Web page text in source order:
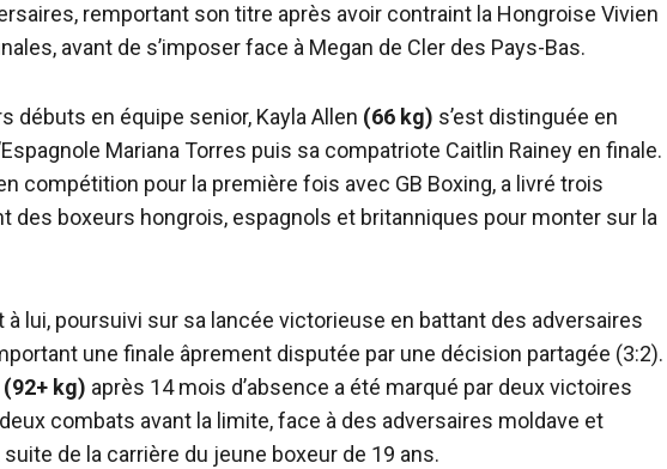
remportant son titre après avoir contraint la Hongroise Vivien
avant de s’imposer face à Megan de Cler des Pays-Bas.
débuts en équipe senior, Kayla Allen (66 kg) s’est distinguée en
Mariana Torres puis sa compatriote Caitlin Rainey en finale.
compétition pour la première fois avec GB Boxing, a livré trois
des boxeurs hongrois, espagnols et britanniques pour monter sur la
à lui, poursuivi sur sa lancée victorieuse en battant des adversaires
une finale âprement disputée par une décision partagée (3:2).
(92+ kg) après 14 mois d’absence a été marqué par deux victoires
combats avant la limite, face à des adversaires moldave et
de la carrière du jeune boxeur de 19 ans.